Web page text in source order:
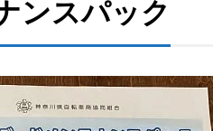
ンスパック